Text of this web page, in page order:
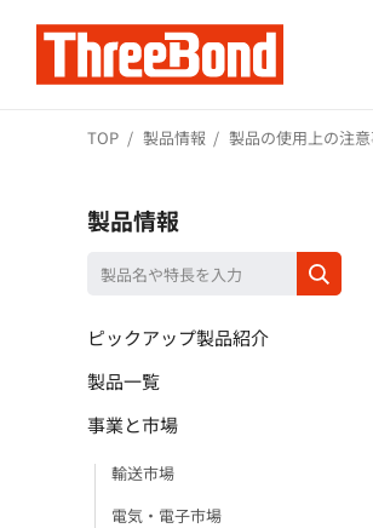
TOP 製品情報 製品の使用上の注
製品情報
ピックアップ製品紹介
製品一覧
事業と市場
輸送市場
電気・電子市場